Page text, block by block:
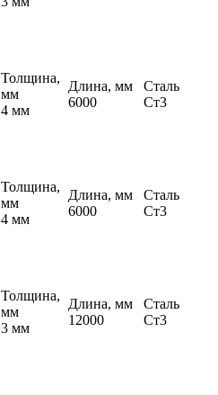
Толщина,
мм
4 мм
Длина, мм
6000
Сталь
Ст3
Толщина,
мм
4 мм
Длина, мм
6000
Сталь
Ст3
Толщина,
мм
3 мм
Длина, мм
12000
Сталь
Ст3